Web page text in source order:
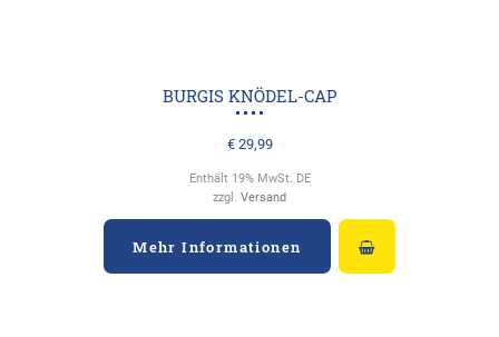
BURGIS KNÖDEL-CAP
€29,99
Enthält 19% MwSt. DE
zzgl. Versand
Mehr Informationen